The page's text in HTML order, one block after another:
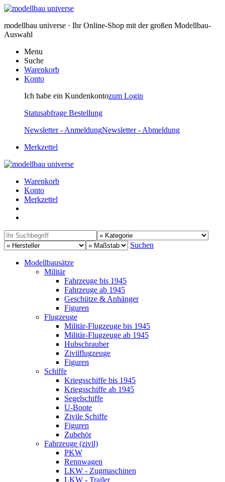
modellbau universe · Ihr Online-Shop mit der großen Modellbau-
Auswahl
Menu
Suche
Warenkorb
Konto
Ich habe ein Kundenkontozum Login
Statusabfrage Bestellung
Newsletter - AnmeldungNewsletter - Abmeldung
Merkzettel
Warenkorb
Konto
Merkzettel
Suchen
Modellbausätze
Militär
Fahrzeuge bis 1945
Fahrzeuge ab 1945
Geschütze & Anhänger
Figuren
Flugzeuge
Militär-Flugzeuge bis 1945
Militär-Flugzeuge ab 1945
Hubschrauber
Zivilflugzeuge
Figuren
Schiffe
Kriegsschiffe bis 1945
Kriegsschiffe ab 1945
Segelschiffe
U-Boote
Zivile Schiffe
Figuren
Zubehör
Fahrzeuge (zivil)
PKW
Rennwagen
LKW - Zugmaschinen
LKW - Trailer